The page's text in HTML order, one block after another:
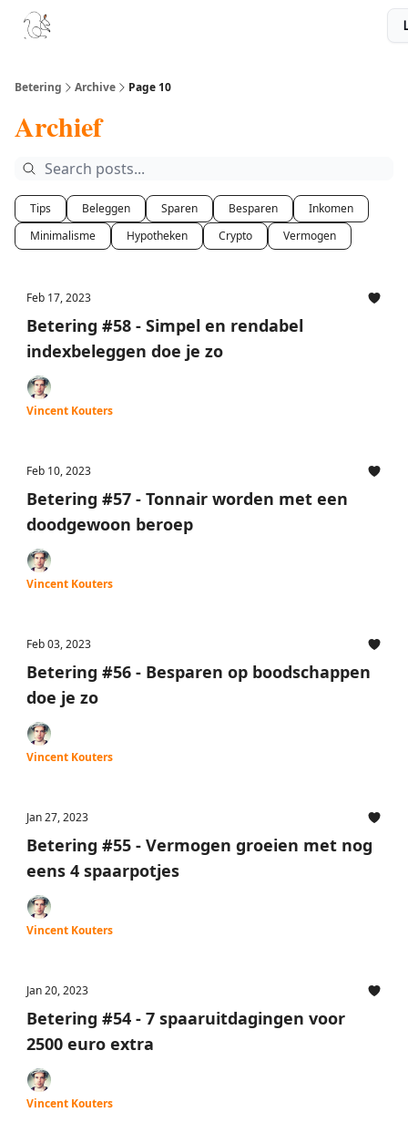
Betering Archive Page 10
Archief
Tips Beleggen Sparen Besparen
Inkomen
Minimalisme
Hypotheken Crypto Vermogen
Feb 17, 2023
Betering #58 - Simpel en rendabel
indexbeleggen doe je zo
Vincent Kouters
Feb 10, 2023
Betering #57 - Tonnair worden met een
doodgewoon beroep
Vincent Kouters
Feb 03, 2023
Betering #56 - Besparen op boodschappen
doe je zo
Vincent Kouters
Jan 27, 2023
Betering #55 - Vermogen groeien met nog
eens 4 spaarpotjes
Vincent Kouters
Jan 20, 2023
Betering #54 - 7 spaaruitdagingen voor
2500 euro extra
Vincent Kouters